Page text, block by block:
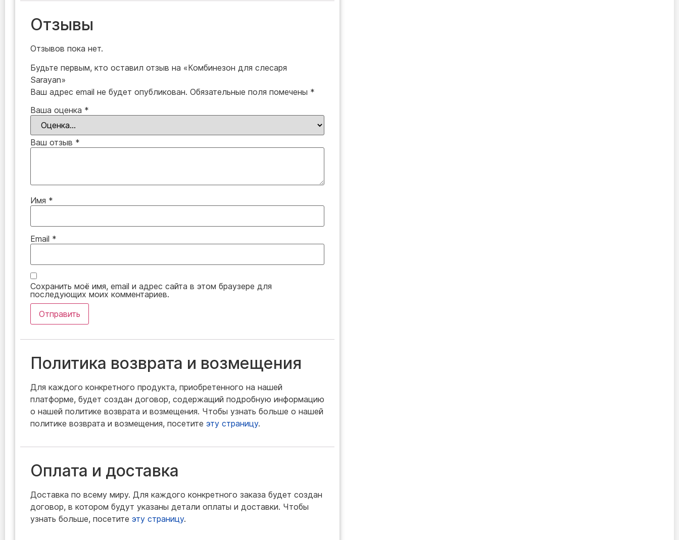
Отзывы
Отзывов пока нет.
Будьте первым, кто оставил отзыв на «Комбинезон для слесаря
Sarayan»
Ваш адрес email не будет опубликован. Обязательные поля помечены *
Ваша оценка *
Ваш отзыв *
Имя *
Email *
Сохранить моё имя, email и адрес сайта в этом браузере для
последующих моих комментариев.
Политика возврата и возмещения
Для каждого конкретного продукта, приобретенного на нашей
платформе, будет создан договор, содержащий подробную информацию
о нашей политике возврата и возмещения. Чтобы узнать больше о нашей
политике возврата и возмещения, посетите эту страницу.
Оплата и доставка
Доставка по всему миру. Для каждого конкретного заказа будет создан
договор, в котором будут указаны детали оплаты и доставки. Чтобы
узнать больше, посетите эту страницу.